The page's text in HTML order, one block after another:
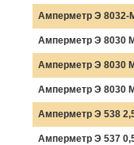
Амперметр Э 8032-
Амперметр Э 8030
Амперметр Э 8030
Амперметр Э 8030
Амперметр Э 538
Амперметр Э 537